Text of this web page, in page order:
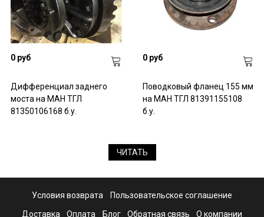
0 руб
Дифференциал заднего
моста на МАН ТГЛ
81350106168 б.у.
0 руб
Поводковый фланец 155 мм
на МАН ТГЛ 81391155108
б.у.
ЧИТАТЬ
Условия возврата Пользовательское соглашение
Доставка Оплата Блог Обратная связь О компании